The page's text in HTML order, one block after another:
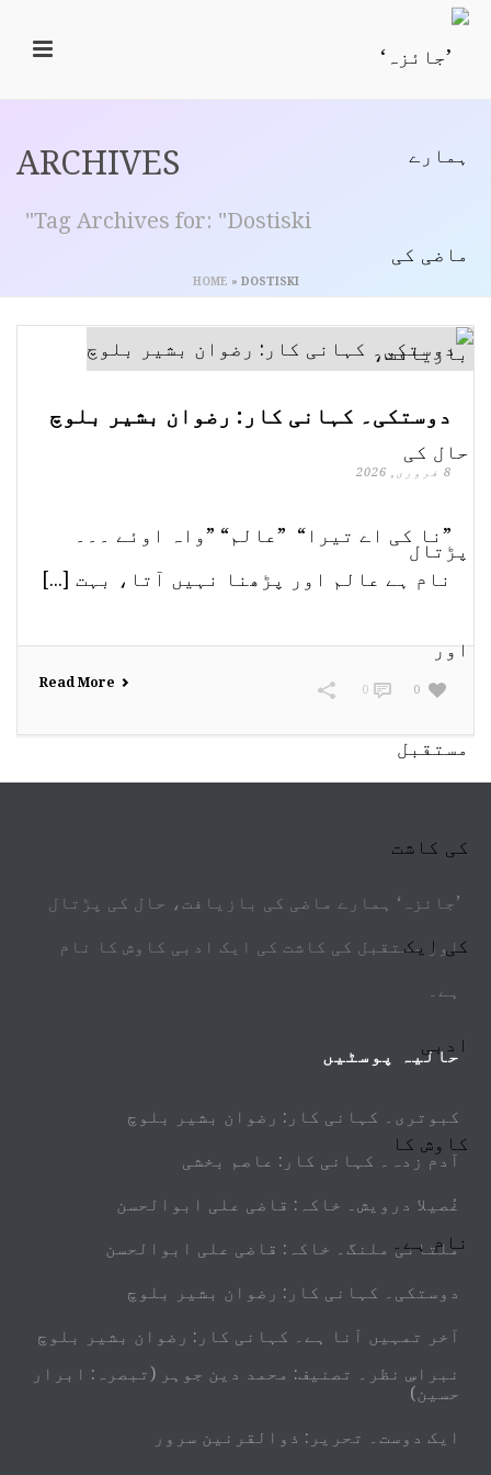
ARCHIVES
Tag Archives for: "Dostiski"
HOME » DOSTISKI
دوستکی۔ کہانی کار: رضوان بشیر بلوچ
8 فروری, 2026
”نا کی اے تیرا“ ”عالم“ ”واہ اوئے ۔۔۔
نام ہے عالم اور پڑھنا نہیں آتا، بہت [...]
Read More 0
0
’جائزہ‘ ہمارے ماضی کی بازیافت، حال کی پڑتال
اور مستقبل کی کاشت کی ایک ادبی کاوش کا نام
ہے۔
حالیہ پوسٹیں
کبوتری۔ کہانی کار: رضوان بشیر بلوچ
آدم زدہ۔ کہانی کار: عاصم بخشی
غُصیلا درویش۔ خاکہ: قاضی علی ابوالحسن
ملتانی ملنگ۔ خاکہ: قاضی علی ابوالحسن
دوستکی۔ کہانی کار: رضوان بشیر بلوچ
آخر تمہیں آنا ہے۔ کہانی کار: رضوان بشیر بلوچ
نبراسِ نظر۔ تصنیف: محمد دین جوہر (تبصرہ: ابرار
حسین)
ایک دوست۔ تحریر: ذوالقرنین سرور